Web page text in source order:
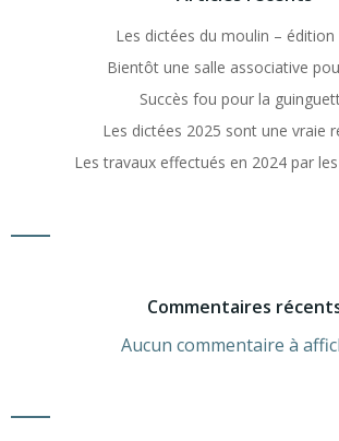
Les dictées du moulin – édition
Bientôt une salle associative
Succès fou pour la
Les dictées 2025 sont une vraie
Les travaux effectués en 2024 par
Commentaires
Aucun commentaire à